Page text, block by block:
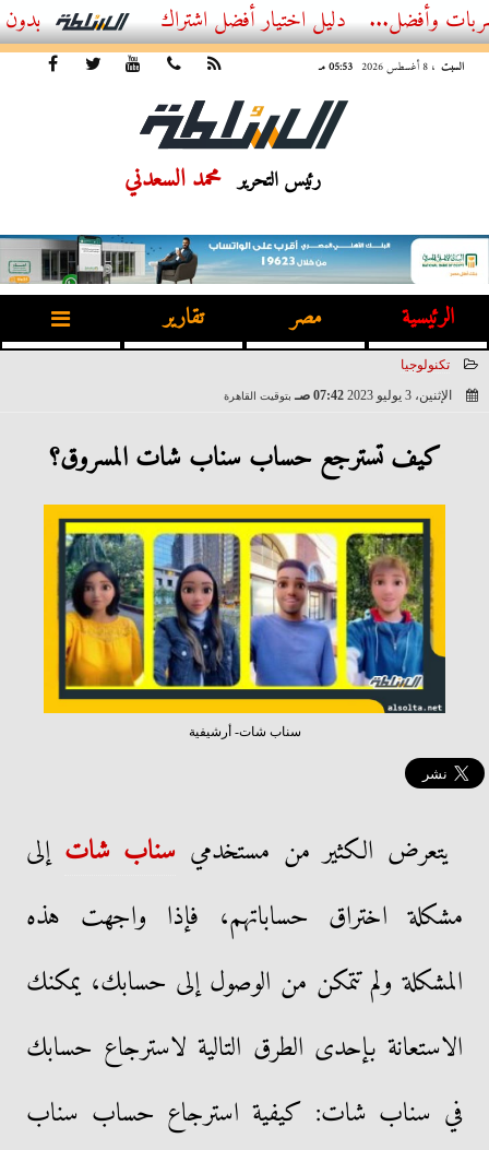
أفضل اشتراك IPTV بدون تقطيع 2026 – دليل المشاهد العصري
السبت ، 8 أغسطس 2026 05:53 مـ
رئيس التحرير محمد السعدني
الرئيسية مصر تقارير
تكنولوجيا
الإثنين، 3 يوليو 2023
07:42 صـ بتوقيت القاهرة
كيف تسترجع حساب سناب شات المسروق؟
سناب شات- أرشيفية
يتعرض الكثير من مستخدمي سناب شات إلى
مشكلة اختراق حساباتهم، فإذا واجهت هذه
المشكلة ولم تتمكن من الوصول إلى حسابك، يمكنك
الاستعانة بإحدى الطرق التالية لاسترجاع حسابك
في سناب شات: كيفية استرجاع حساب سناب